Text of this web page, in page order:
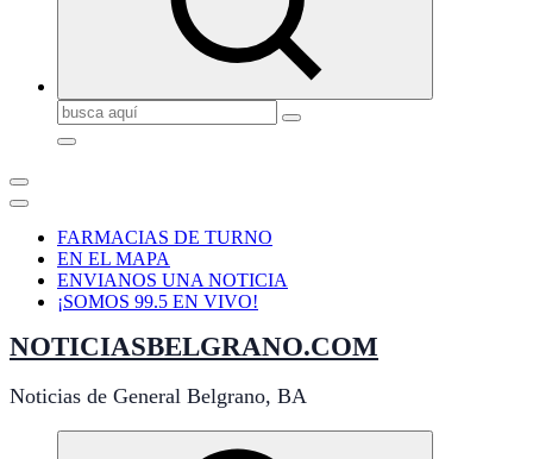
Buscar:
FARMACIAS DE TURNO
EN EL MAPA
ENVIANOS UNA NOTICIA
¡SOMOS 99.5 EN VIVO!
NOTICIASBELGRANO.COM
Noticias de General Belgrano, BA